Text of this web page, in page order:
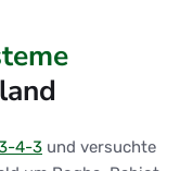
4-3 und versuchte